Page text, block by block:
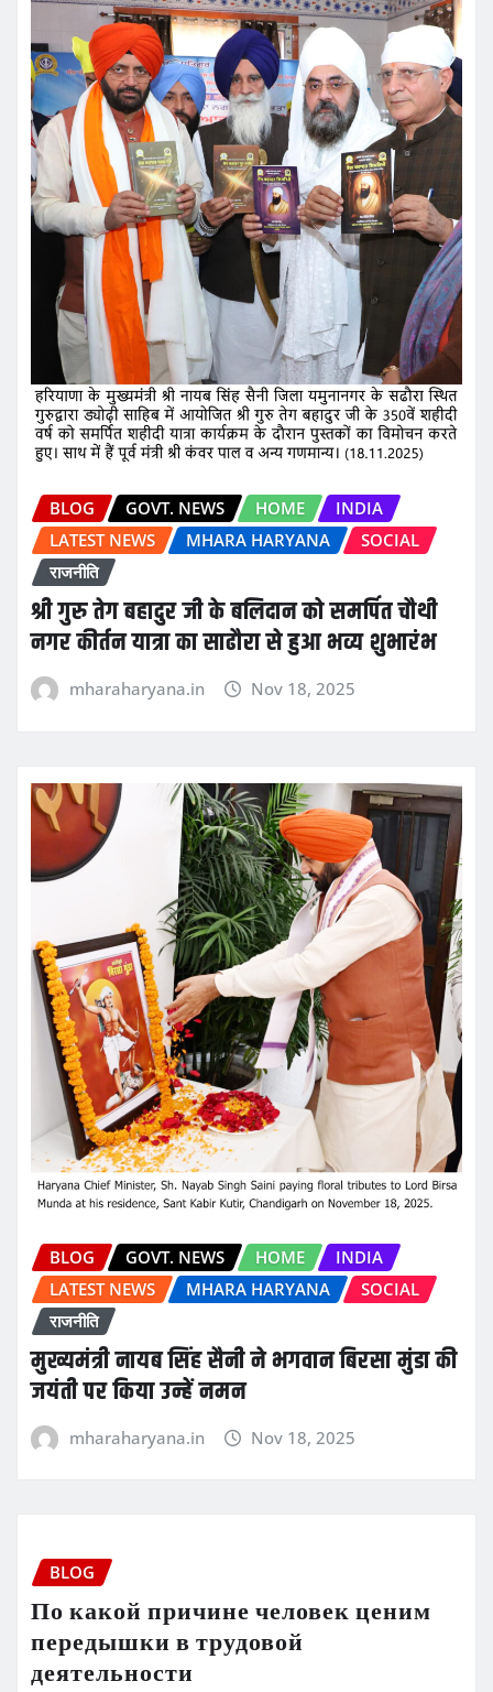
BLOG GOVT. NEWS HOME
INDIA
LATEST NEWS
MHARA HARYANA
SOCIAL
राजनीति
श्री गुरु तेग बहादुर जी के बलिदान को समर्पित चौथी
नगर कीर्तन यात्रा का साढौरा से हुआ भव्य शुभारंभ
mharaharyana.in Nov 18, 2025
BLOG GOVT. NEWS HOME
INDIA
LATEST NEWS
MHARA HARYANA
SOCIAL
राजनीति
मुख्यमंत्री नायब सिंह सैनी ने भगवान बिरसा मुंडा की
जयंती पर किया उन्हें नमन
mharaharyana.in Nov 18, 2025
BLOG
По какой причине человек ценим
передышки в трудовой
деятельности